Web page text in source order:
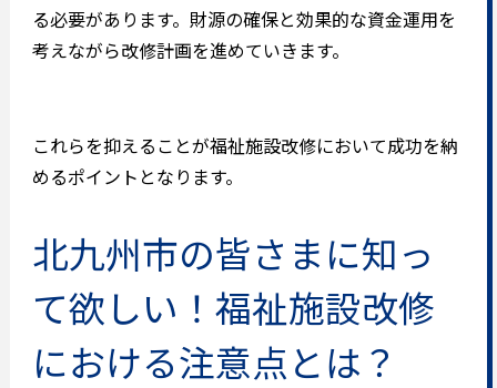
る必要があります。財源の確保と効果的な資金運用を
考えながら改修計画を進めていきます。
これらを抑えることが福祉施設改修において成功を納
めるポイントとなります。
北九州市の皆さまに知っ
て欲しい！福祉施設改修
における注意点とは？